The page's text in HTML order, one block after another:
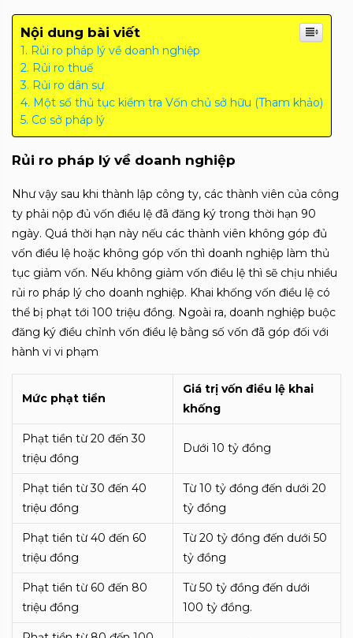
Nội dung bài viết
Rủi ro pháp lý về doanh nghiệp
Rủi ro thuế
Rủi ro dân sự
Một số thủ tục kiểm tra Vốn chủ sở hữu (Tham khảo)
Cơ sở pháp lý
Rủi ro pháp lý về doanh nghiệp
Như vậy sau khi thành lập công ty, các thành viên của công
ty phải nộp đủ vốn điều lệ đã đăng ký trong thời hạn 90
ngày. Quá thời hạn này nếu các thành viên không góp đủ
vốn điều lệ hoặc không góp vốn thì doanh nghiệp làm thủ
tục giảm vốn. Nếu không giảm vốn điều lệ thì sẽ chịu nhiều
rủi ro pháp lý cho doanh nghiệp. Khai khống vốn điều lệ có
thể bị phạt tới 100 triệu đồng. Ngoài ra, doanh nghiệp buộc
đăng ký điều chỉnh vốn điều lệ bằng số vốn đã góp đối với
hành vi vi phạm
Mức phạt tiền
Giá trị vốn điều lệ khai
khống
Phạt tiền từ 20 đến 30
triệu đồng
Dưới 10 tỷ đồng
Phạt tiền từ 30 đến 40
triệu đồng
Từ 10 tỷ đồng đến dưới 20
tỷ đồng
Phạt tiền từ 40 đến 60
triệu đồng
Từ 20 tỷ đồng đến dưới 50
tỷ đồng
Phạt tiền từ 60 đến 80
triệu đồng
Từ 50 tỷ đồng đến dưới
100 tỷ đồng.